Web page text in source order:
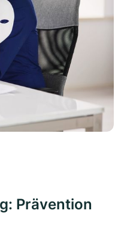
Prävention